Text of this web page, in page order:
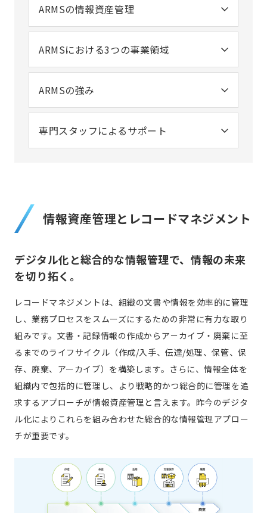
ARMSの情報資産管理
ARMSにおける3つの事業領域
ARMSの強み
専門スタッフによるサポート
情報資産管理とレコードマネジメント
デジタル化と総合的な情報管理で、情報の未来
を切り拓く。
レコードマネジメントは、組織の文書や情報を効率的に管理
し、業務プロセスをスムーズにするための非常に有力な取り
組みです。文書・記録情報の作成からア－カイブ・廃棄に至
るまでのライフサイクル（作成/入手、伝達/処理、保管、保
存、廃棄、アーカイブ）を構築します。さらに、情報全体を
組織内で包括的に管理し、より戦略的かつ総合的に管理を追
求するアプローチが情報資産管理と言えます。昨今のデジタ
ル化によりこれらを組み合わせた総合的な情報管理アプロー
チが重要です。